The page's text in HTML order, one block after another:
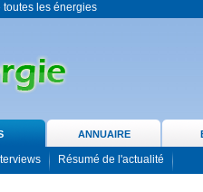
toutes les énergies
ANNUAIRE
Résumé de l'actualité